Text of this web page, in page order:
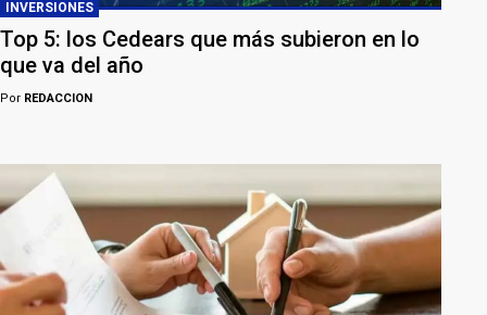
INVERSIONES
Top 5: los Cedears que más subieron en lo
que va del año
Por REDACCION